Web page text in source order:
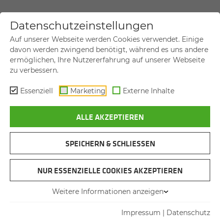
IHR ANLIEGEN
Allgemeine Anfrage
Neumaschine kaufen
Gebrauchtmaschine kaufen
Service
Ersatzteile
Refurbishment
Datenschutzeinstellungen
Auf unserer Webseite werden Cookies verwendet. Einige
davon werden zwingend benötigt, während es uns andere
ermöglichen, Ihre Nutzererfahrung auf unserer Webseite
zu verbessern.
Essenziell Marketing Externe Inhalte
ALLE AKZEPTIEREN
SPEICHERN & SCHLIESSEN
NUR ESSENZIELLE COOKIES AKZEPTIEREN
Weitere Informationen anzeigen
Impressum | Datenschutz